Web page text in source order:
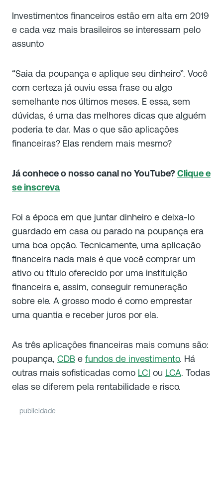
Investimentos financeiros estão em alta em 2019
e cada vez mais brasileiros se interessam pelo
assunto
“Saia da poupança e aplique seu dinheiro”. Você
com certeza já ouviu essa frase ou algo
semelhante nos últimos meses. E essa, sem
dúvidas, é uma das melhores dicas que alguém
poderia te dar. Mas o que são aplicações
financeiras? Elas rendem mais mesmo?
Já conhece o nosso canal no YouTube? Clique e
se inscreva
Foi a época em que juntar dinheiro e deixa-lo
guardado em casa ou parado na poupança era
uma boa opção. Tecnicamente, uma aplicação
financeira nada mais é que você comprar um
ativo ou título oferecido por uma instituição
financeira e, assim, conseguir remuneração
sobre ele. A grosso modo é como emprestar
uma quantia e receber juros por ela.
As três aplicações financeiras mais comuns são:
poupança, CDB e fundos de investimento. Há
outras mais sofisticadas como LCI ou LCA. Todas
elas se diferem pela rentabilidade e risco.
publicidade